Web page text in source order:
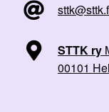
STTK ry
00101